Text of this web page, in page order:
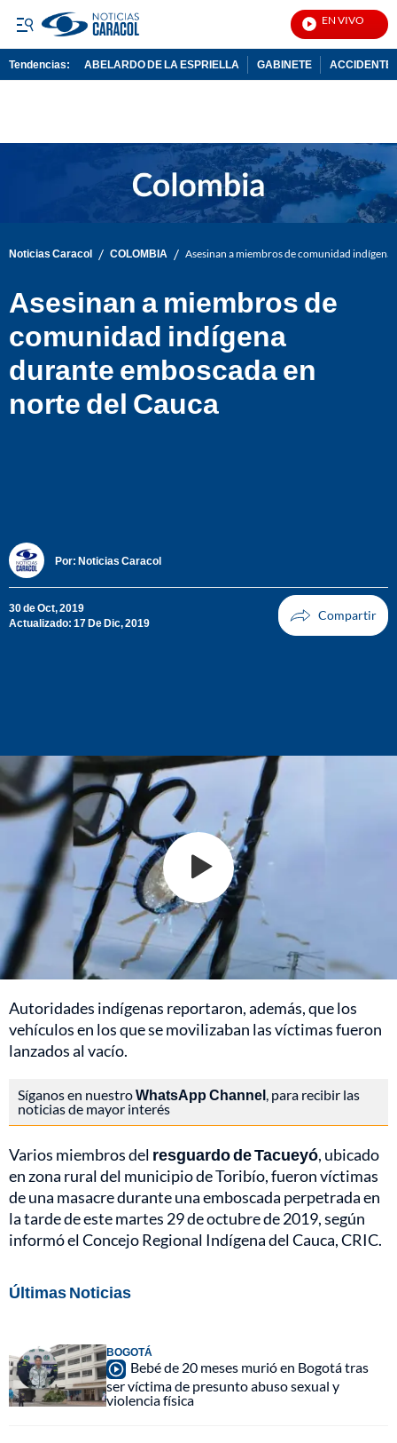
EN VIVO
Tendencias: ABELARDO DE LA ESPRIELLA GABINETE ACCIDENTE
Noticias Caracol / COLOMBIA / Asesinan a miembros de comunidad
Asesinan a miembros de
comunidad indígena
durante emboscada en
norte del Cauca
Por: Noticias Caracol
30 de Oct, 2019
Actualizado: 17 De Dic, 2019
Autoridades indígenas reportaron, además, que los
vehículos en los que se movilizaban las víctimas fueron
lanzados al vacío.
Síganos en nuestroWhatsApp Channel , para recibir las
noticias de mayor interés
Varios miembros del resguardo de Tacueyó, ubicado
en zona rural del municipio de Toribío, fueron víctimas
de una masacre durante una emboscada perpetrada en
la tarde de este martes 29 de octubre de 2019, según
informó el Concejo Regional Indígena del Cauca, CRIC.
Últimas Noticias
BOGOTÁ
Bebé de 20 meses murió en Bogotá tras
ser víctima de presunto abuso sexual y
violencia física